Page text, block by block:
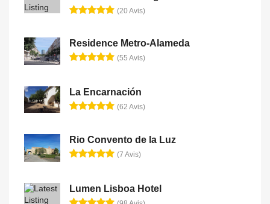
(20 Avis)
Residence Metro-Alameda
(55 Avis)
La Encarnación
(62 Avis)
Rio Convento de la Luz
(7 Avis)
Lumen Lisboa Hotel